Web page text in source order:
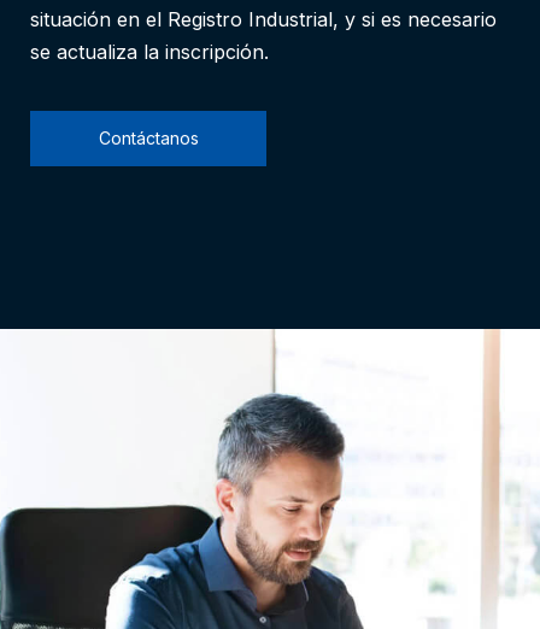
situación en el Registro Industrial, y si es necesario
se actualiza la inscripción.
Contáctanos